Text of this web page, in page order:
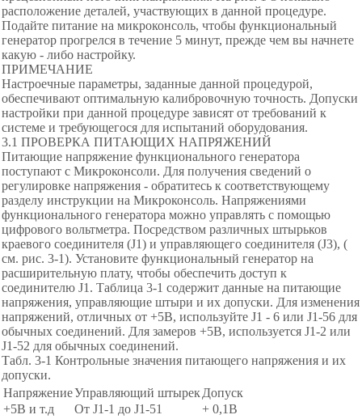
расположение деталей, участвующих в данной процедуре.
Подайте питание на микроконсоль, чтобы функциональный
генератор прогрелся в течение 5 минут, прежде чем вы начнете
какую - либо настройку.
ПРИМЕЧАНИЕ
Настроечные параметры, заданные данной процедурой,
обеспечивают оптимальную калибровочную точность. Допуски
настройки при данной процедуре зависят от требований к
системе и требующегося для испытаний оборудования.
3.1 ПРОВЕРКА ПИТАЮЩИХ НАПРЯЖЕНИЙ
Питающие напряжение функционального генератора
поступают с Микроконсоли. Для получения сведений о
регулировке напряжения - обратитесь к соответствующему
разделу инструкции на Микроконсоль. Напряжениями
функционального генератора можно управлять с помощью
цифрового вольтметра. Посредством различных штырьков
краевого соединителя (J1) и управляющего соединителя (J3), (
см. рис. 3-1). Установите функциональный генератор на
расширительную плату, чтобы обеспечить доступ к
соединителю J1. Таблица 3-1 содержит данные на питающие
напряжения, управляющие штыри и их допуски. Для изменения
напряжений, отличных от +5В, используйте J1 - 6 или J1-56 для
обычных соединений. Для замеров +5В, используется J1-2 или
J1-52 для обычных соединений.
Табл. 3-1 Контрольные значения питающего напряжения и их
допуски.
НапряжениеУправляющий штырекДопуск
+5В и т.д
От J1-1 до J1-51
+ 0,1В